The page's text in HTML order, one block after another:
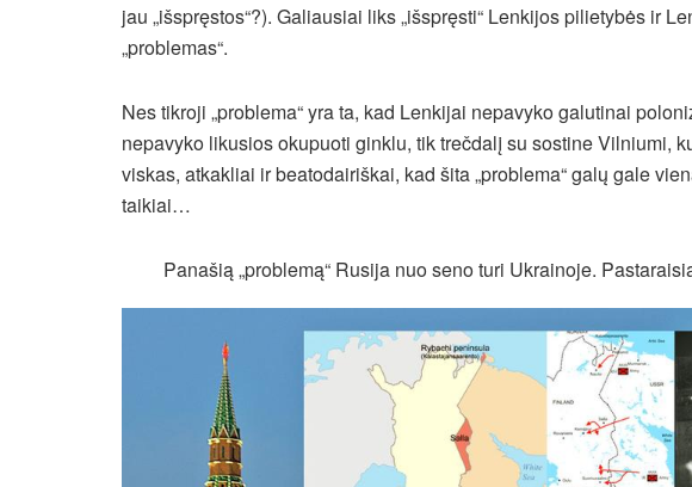
jau „išspręstos“?). Galiausiai liks „išspręsti“ Lenkijos pilietybės ir
„problemas“.
Nes tikroji „problema“ yra ta, kad Lenkijai nepavyko galutinai
nepavyko likusios okupuoti ginklu, tik trečdalį su sostine Vilniumi,
viskas, atkakliai ir beatodairiškai, kad šita „problema“ galų gale
taikiai…
Panašią „problemą“ Rusija nuo seno turi Ukrainoje.